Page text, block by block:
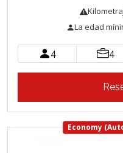
La edad
4 4
Economy